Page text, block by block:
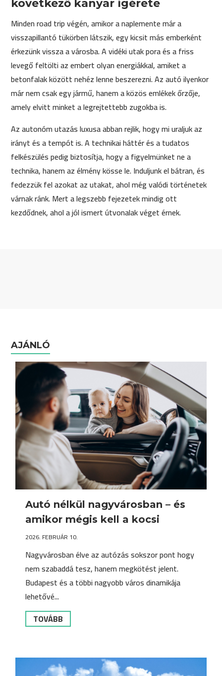
következő kanyar ígérete
Minden road trip végén, amikor a naplemente már a
visszapillantó tükörben látszik, egy kicsit más emberként
érkezünk vissza a városba. A vidéki utak pora és a friss
levegő feltölti az embert olyan energiákkal, amiket a
betonfalak között nehéz lenne beszerezni. Az autó ilyenkor
már nem csak egy jármű, hanem a közös emlékek őrzője,
amely elvitt minket a legrejtettebb zugokba is.
Az autonóm utazás luxusa abban rejlik, hogy mi uraljuk az
irányt és a tempót is. A technikai háttér és a tudatos
felkészülés pedig biztosítja, hogy a figyelmünket ne a
technika, hanem az élmény kösse le. Induljunk el bátran, és
fedezzük fel azokat az utakat, ahol még valódi történetek
várnak ránk. Mert a legszebb fejezetek mindig ott
kezdődnek, ahol a jól ismert útvonalak véget érnek.
AJÁNLÓ
Autó nélkül nagyvárosban – és
amikor mégis kell a kocsi
2026. FEBRUÁR 10.
Nagyvárosban élve az autózás sokszor pont hogy
nem szabaddá tesz, hanem megkötést jelent.
Budapest és a többi nagyobb város dinamikája
lehetővé...
TOVÁBB